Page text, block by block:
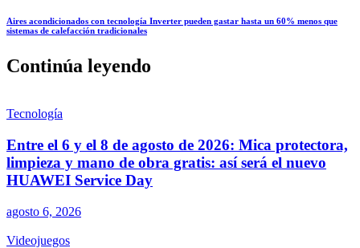
Aires acondicionados con tecnología Inverter pueden gastar hasta un 60% menos que
sistemas de calefacción tradicionales
Continúa leyendo
Tecnología
Entre el 6 y el 8 de agosto de 2026: Mica protectora,
limpieza y mano de obra gratis: así será el nuevo
HUAWEI Service Day
agosto 6, 2026
Videojuegos